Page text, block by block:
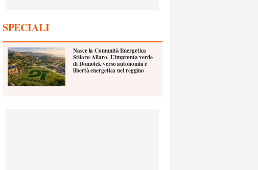
SPECIALI
Nasce la Comunità Energetica
Stilaro-Allaro. L’impronta verde
di Domotek verso autonomia e
libertà energetica nel reggino